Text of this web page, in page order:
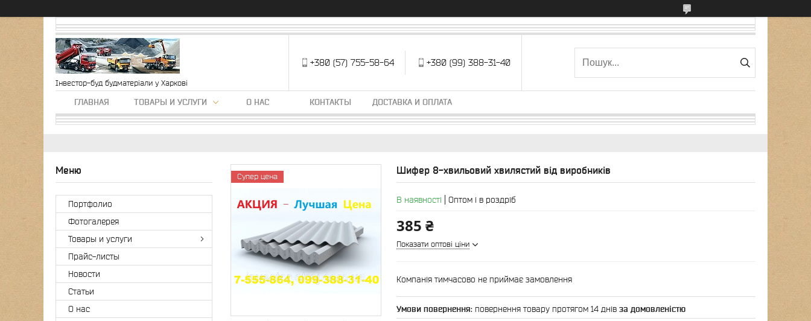
Інвестор-буд будматеріали у Харкові
+380 (57) 755-58-64 +380 (99) 388-31-40
ГЛАВНАЯ ТОВАРЫ И УСЛУГИ О НАС КОНТАКТЫ ДОСТАВКА И ОПЛАТА
Супер цена
Шифер 8-хвильовий хвилястий від виробників
В наявності Оптом і в роздріб
385 ₴
Показати оптові ціни
Компанія тимчасово не приймає замовлення
повернення товару протягом 14 днів за домовленістю
Портфолио
Фотогалерея
Товары и услуги
Прайс-листы
Новости
Статьи
О нас